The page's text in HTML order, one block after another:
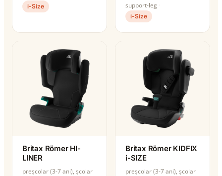
i-Size
support-leg
i-Size
Britax Römer HI-
LINER
preșcolar (3-7 ani), școlar
Britax Römer KIDFIX
i-SIZE
preșcolar (3-7 ani), școlar